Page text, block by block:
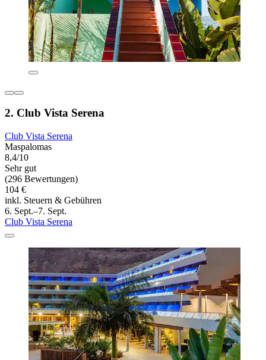
2. Club Vista Serena
Club Vista Serena
Maspalomas
8,4/10
Sehr gut
(296 Bewertungen)
104 €
inkl. Steuern & Gebühren
6. Sept.–7. Sept.
Club Vista Serena